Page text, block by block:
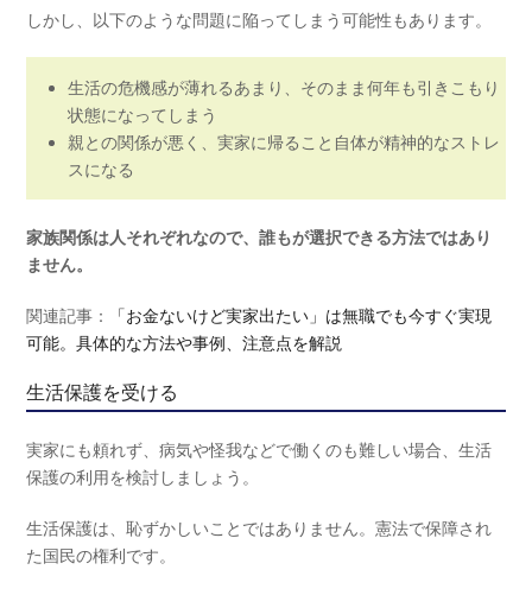
しかし、以下のような問題に陥ってしまう可能性もあります。
生活の危機感が薄れるあまり、そのまま何年も引きこもり
状態になってしまう
親との関係が悪く、実家に帰ること自体が精神的なストレ
スになる
家族関係は人それぞれなので、誰もが選択できる方法ではあり
ません。
関連記事：
「お金ないけど実家出たい」は無職でも今すぐ実現
可能。具体的な方法や事例、注意点を解説
生活保護を受ける
実家にも頼れず、病気や怪我などで働くのも難しい場合、生活
保護の利用を検討しましょう。
生活保護は、恥ずかしいことではありません。憲法で保障され
た国民の権利です。